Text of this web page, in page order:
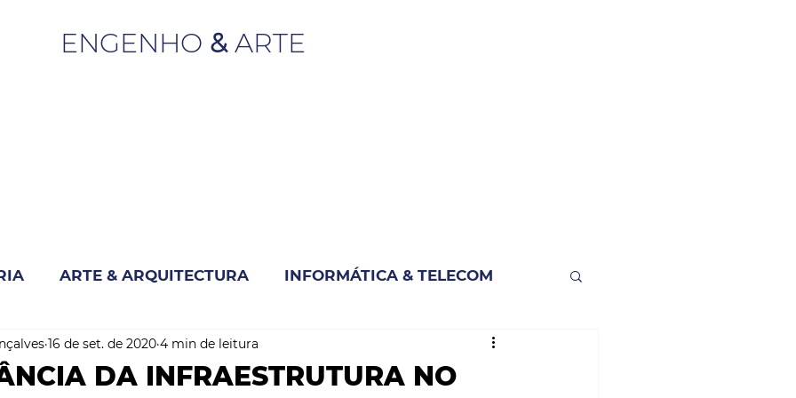
ENGENHO &ARTE
ARTE & ARQUITECTURA INFORMÁTICA & TELECOM
INOVAÇÃO & SUSTENTABILIDADE
DA INFRAESTRUTURA NO
16 de set. de 2020 4 min de leitura